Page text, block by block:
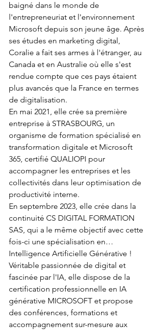
baigné dans le monde de
l'entrepreneuriat et l'environnement
Microsoft depuis son jeune âge. Après
ses études en marketing digital,
Coralie a fait ses armes à l'étranger, au
Canada et en Australie où elle s'est
rendue compte que ces pays étaient
plus avancés que la France en termes
de digitalisation.
En mai 2021, elle crée sa première
entreprise à STRASBOURG, un
organisme de formation spécialisé en
transformation digitale et Microsoft
365, certifié QUALIOPI pour
accompagner les entreprises et les
collectivités dans leur optimisation de
productivité interne.
En septembre 2023, elle crée dans la
continuité CS DIGITAL FORMATION
SAS, qui a le même objectif avec cette
fois-ci une spécialisation en…
Intelligence Artificielle Générative !
Véritable passionnée de digital et
fascinée par l'IA, elle dispose de la
certification professionnelle en IA
générative MICROSOFT et propose
des conférences, formations et
accompagnement sur-mesure aux